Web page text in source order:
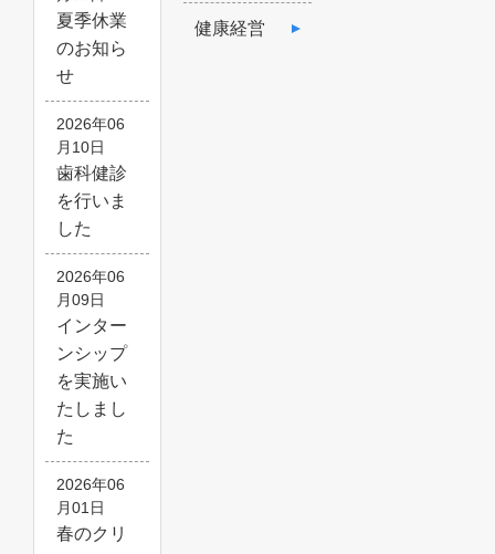
夏季休業
のお知ら
せ
2026年06
月10日
歯科健診
を行いま
した
2026年06
月09日
インター
ンシップ
を実施い
たしまし
た
2026年06
月01日
春のクリ
健康経営